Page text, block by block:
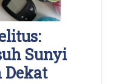
Sunyi